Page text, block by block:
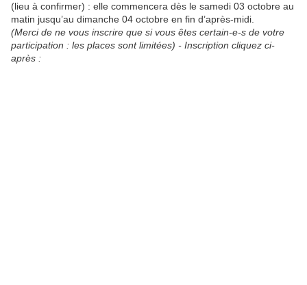
(lieu à confirmer) : elle commencera dès le samedi 03 octobre au
matin jusqu’au dimanche 04 octobre en fin d’après-midi.
(Merci de ne vous inscrire que si vous êtes certain-e-s de votre
participation : les places sont limitées) - Inscription cliquez ci-
après :